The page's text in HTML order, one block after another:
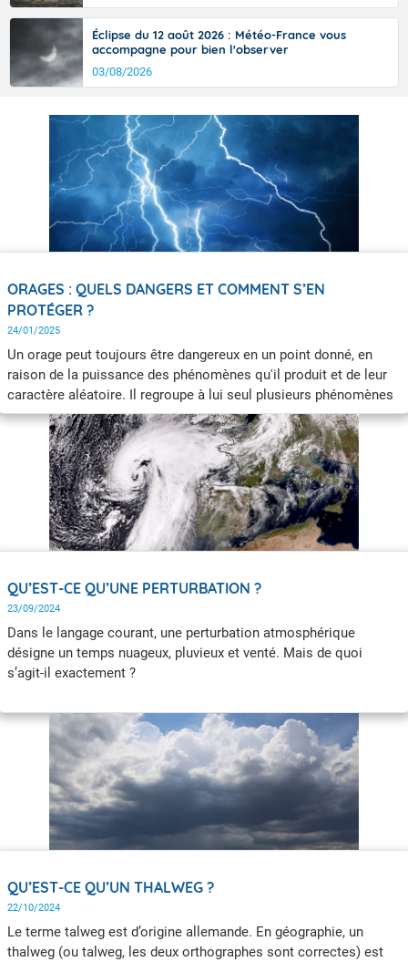
Éclipse du 12 août 2026 : Météo-France vous
accompagne pour bien l'observer
03/08/2026
ORAGES : QUELS DANGERS ET COMMENT S’EN
PROTÉGER ?
24/01/2025
Un orage peut toujours être dangereux en un point donné, en
raison de la puissance des phénomènes qu'il produit et de leur
caractère aléatoire. Il regroupe à lui seul plusieurs phénomènes
pouvant être dangereux : la foudre, les pluies intenses, les
rafales de vent ou encore de la grêle. Pour se protéger des
orages, l’un des conseils est de vous abriter dans un bâtiment en
dur, de vous éloigner des arbres et des cours d’eau et de se tenir
informé.
QU’EST-CE QU’UNE PERTURBATION ?
23/09/2024
Dans le langage courant, une perturbation atmosphérique
désigne un temps nuageux, pluvieux et venté. Mais de quoi
s’agit-il exactement ?
QU’EST-CE QU’UN THALWEG ?
22/10/2024
Le terme talweg est d’origine allemande. En géographie, un
thalweg (ou talweg, les deux orthographes sont correctes) est